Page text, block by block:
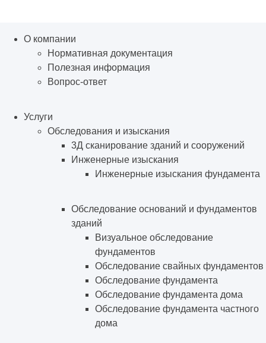
О компании
Нормативная документация
Полезная информация
Вопрос-ответ
Услуги
Обследования и изыскания
3Д сканирование зданий и сооружений
Инженерные изыскания
Инженерные изыскания фундамента
Обследование оснований и фундаментов
зданий
Визуальное обследование
фундаментов
Обследование свайных фундаментов
Обследование фундамента
Обследование фундамента дома
Обследование фундамента частного
дома